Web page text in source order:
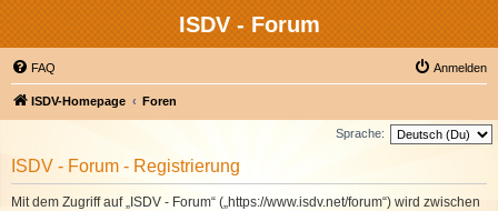
ISDV - Forum
FAQ Anmelden
ISDV-Homepage Foren
Sprache:
ISDV - Forum - Registrierung
Mit dem Zugriff auf „ISDV - Forum“ („https://www.isdv.net/forum“) wird zwischen